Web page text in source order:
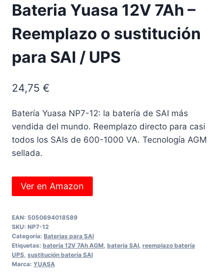
Bateria Yuasa 12V 7Ah –
Reemplazo o sustitución
para SAI / UPS
24,75 €
Batería Yuasa NP7-12: la batería de SAI más
vendida del mundo. Reemplazo directo para casi
todos los SAIs de 600-1000 VA. Tecnología AGM
sellada.
Ver en Amazon
EAN: 5050694018589
SKU: NP7-12
Categoría: Baterias para SAI
Etiquetas: batería 12V 7Ah AGM batería SAI reemplazo batería
UPS sustitución batería SAI
Marca: YUASA